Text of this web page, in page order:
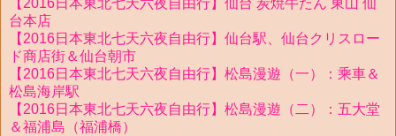
【2016日本東北七天六夜自由行】仙台 炭焼牛たん 東山 仙
台本店
【2016日本東北七天六夜自由行】仙台駅、仙台クリスロー
ド商店街＆仙台朝市
【2016日本東北七天六夜自由行】松島漫遊（一）：乘車＆
松島海岸駅
【2016日本東北七天六夜自由行】松島漫遊（二）：五大堂
＆福浦島（福浦橋）